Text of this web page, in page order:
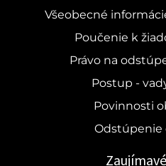
Všeobecné
Poučenie k
Právo na
Postup -
Povinnosti
Odstúpenie